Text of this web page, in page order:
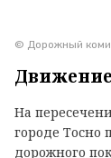
© Дорожный
На
городе Тосно
дорожного